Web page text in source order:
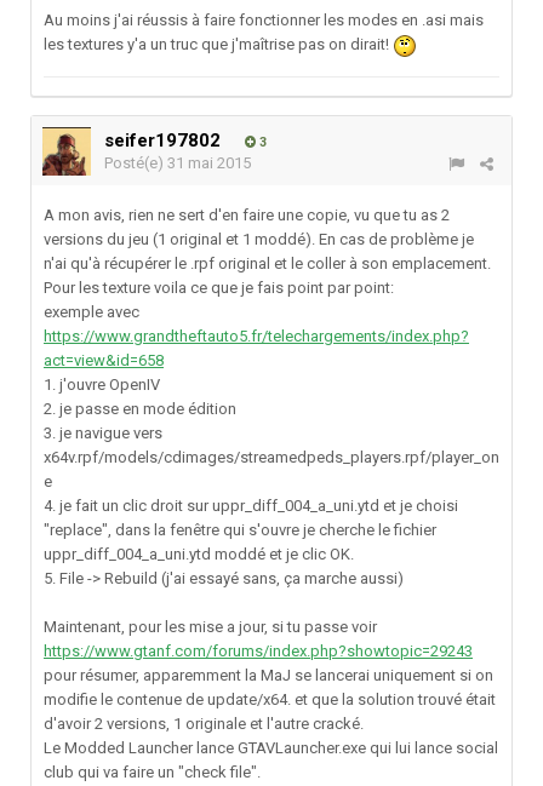
Au moins j'ai réussis à faire fonctionner les modes en .asi mais
les textures y'a un truc que j'maîtrise pas on dirait!
seifer197802 3
Posté(e) 31 mai 2015
A mon avis, rien ne sert d'en faire une copie, vu que tu as 2
versions du jeu (1 original et 1 moddé). En cas de problème je
n'ai qu'à récupérer le .rpf original et le coller à son emplacement.
Pour les texture voila ce que je fais point par point:
exemple avec
https://www.grandtheftauto5.fr/telechargements/index.php?
act=view&id=658
1. j'ouvre OpenIV
2. je passe en mode édition
3. je navigue vers
x64v.rpf/models/cdimages/streamedpeds_players.rpf/player_on
e
4. je fait un clic droit sur uppr_diff_004_a_uni.ytd et je choisi
"replace", dans la fenêtre qui s'ouvre je cherche le fichier
uppr_diff_004_a_uni.ytd moddé et je clic OK.
5. File -> Rebuild (j'ai essayé sans, ça marche aussi)
Maintenant, pour les mise a jour, si tu passe voir
https://www.gtanf.com/forums/index.php?showtopic=29243
pour résumer, apparemment la MaJ se lancerai uniquement si on
modifie le contenue de update/x64. et que la solution trouvé était
d'avoir 2 versions, 1 originale et l'autre cracké.
Le Modded Launcher lance GTAVLauncher.exe qui lui lance social
club qui va faire un "check file".